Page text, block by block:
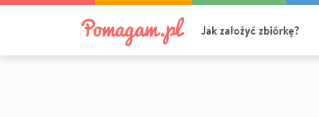
Jak założyć zbiórkę?